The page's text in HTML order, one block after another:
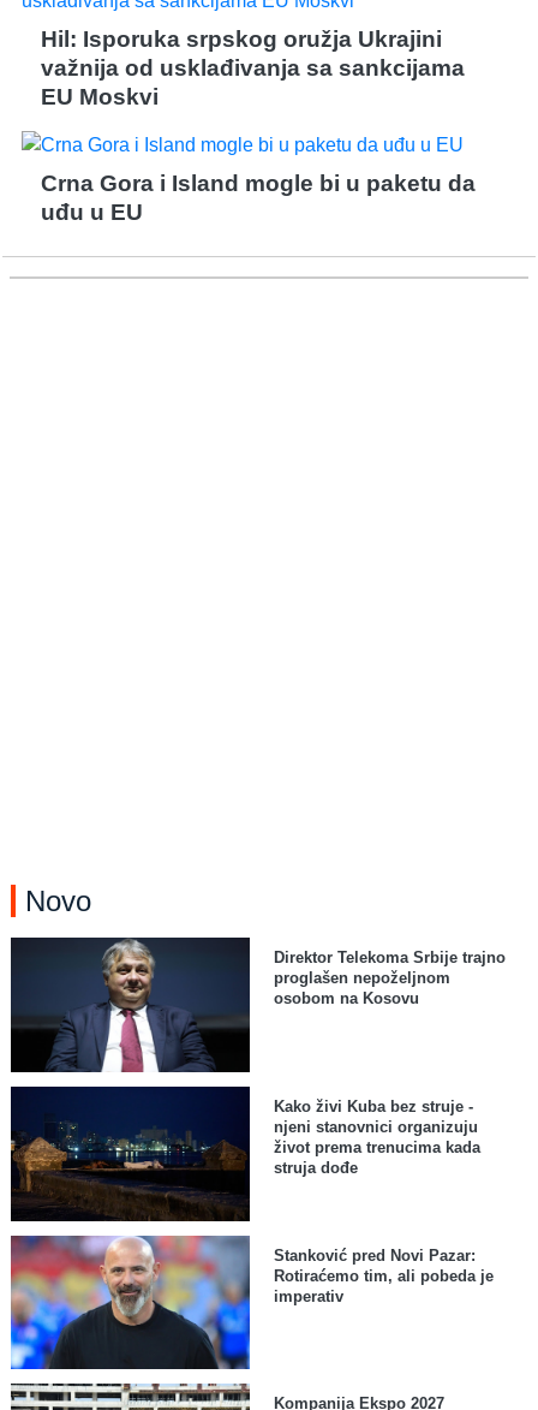
Hil: Isporuka srpskog oružja Ukrajini
važnija od usklađivanja sa sankcijama
EU Moskvi
Crna Gora i Island mogle bi u paketu da
uđu u EU
Novo
Direktor Telekoma Srbije trajno
proglašen nepoželjnom
osobom na Kosovu
Kako živi Kuba bez struje -
njeni stanovnici organizuju
život prema trenucima kada
struja dođe
Stanković pred Novi Pazar:
Rotiraćemo tim, ali pobeda je
imperativ
Kompanija Ekspo 2027